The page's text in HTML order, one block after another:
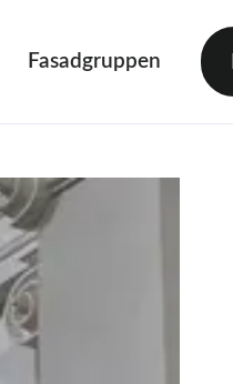
Fasadgruppen